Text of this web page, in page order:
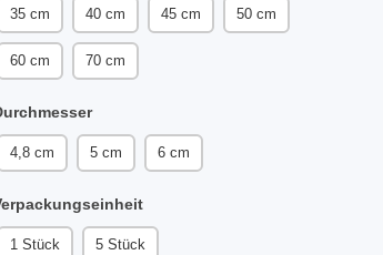
35 cm 40 cm 45 cm 50 cm
60 cm 70 cm
Durchmesser
4,8 cm 5 cm 6 cm
Verpackungseinheit
1 Stück 5 Stück